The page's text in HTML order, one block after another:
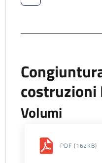
costruzioni
Volumi
PDF (162KB)